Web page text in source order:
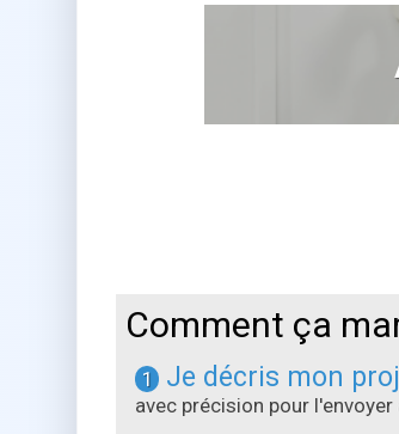
Comment ça
1 Je décris mon
avec précision pour